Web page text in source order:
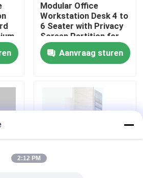
ons op
Modular Office
Workstation Desk 4 to
6 Seater with Privacy
Screen Partition for
Flexible Office Layouts
Aanvraag sturen
2:12 PM